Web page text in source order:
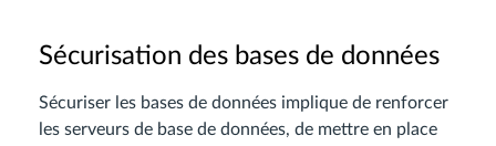
Sécurisation des bases de données
Sécuriser les bases de données implique de renforcer
les serveurs de base de données, de mettre en place